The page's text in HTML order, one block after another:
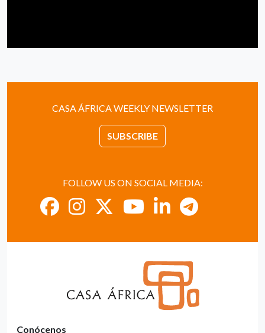
CASA ÁFRICA WEEKLY NEWSLETTER
SUBSCRIBE
FOLLOW US ON SOCIAL MEDIA:
Conócenos